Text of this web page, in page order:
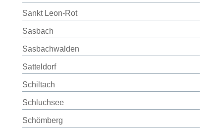
Sankt Leon-Rot
Sasbach
Sasbachwalden
Satteldorf
Schiltach
Schluchsee
Schömberg